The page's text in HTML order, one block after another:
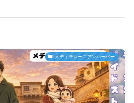
メディテレーニアンハーバー